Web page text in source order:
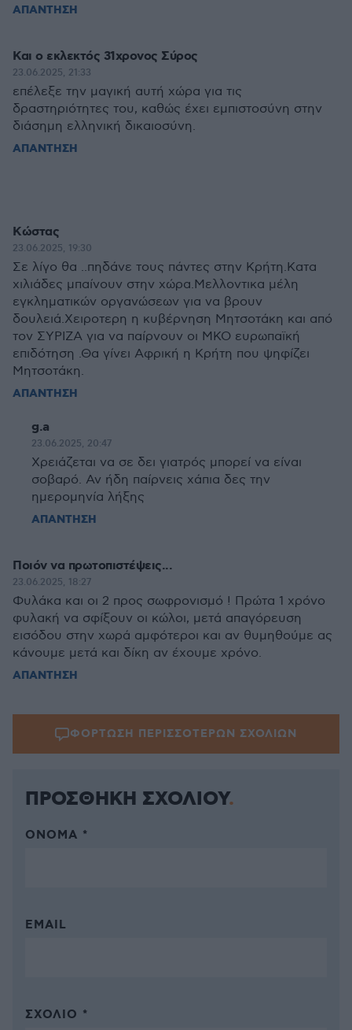
ΑΠΑΝΤΗΣΗ
Και ο εκλεκτός 31χρονος Σύρος
23.06.2025, 21:33
επέλεξε την μαγική αυτή χώρα για τις
δραστηριότητες του, καθώς έχει εμπιστοσύνη στην
διάσημη ελληνική δικαιοσύνη.
ΑΠΑΝΤΗΣΗ
Κώστας
23.06.2025, 19:30
Σε λίγο θα ..πηδάνε τους πάντες στην Κρήτη.Κατα
χιλιάδες μπαίνουν στην χώρα.Μελλοντικα μέλη
εγκληματικών οργανώσεων για να βρουν
δουλειά.Χειροτερη η κυβέρνηση Μητσοτάκη και από
τον ΣΥΡΙΖΑ για να παίρνουν οι ΜΚΟ ευρωπαϊκή
επιδότηση .Θα γίνει Αφρική η Κρήτη που ψηφίζει
Μητσοτάκη.
ΑΠΑΝΤΗΣΗ
g.a
23.06.2025, 20:47
Χρειάζεται να σε δει γιατρός μπορεί να είναι
σοβαρό. Αν ήδη παίρνεις χάπια δες την
ημερομηνία λήξης
ΑΠΑΝΤΗΣΗ
Ποιόν να πρωτοπιστέψεις...
23.06.2025, 18:27
Φυλάκα και οι 2 προς σωφρονισμό ! Πρώτα 1 χρόνο
φυλακή να σφίξουν οι κώλοι, μετά απαγόρευση
εισόδου στην χωρά αμφότεροι και αν θυμηθούμε ας
κάνουμε μετά και δίκη αν έχουμε χρόνο.
ΑΠΑΝΤΗΣΗ
ΦΟΡΤΩΣΗ ΠΕΡΙΣΣΟΤΕΡΩΝ ΣΧΟΛΙΩΝ
ΠΡΟΣΘΗΚΗ ΣΧΟΛΙΟΥ
ΌΝΟΜΑ *
EMAIL
ΣΧΌΛΙΟ *